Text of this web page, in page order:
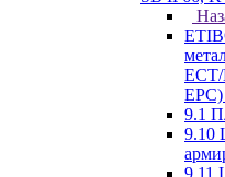
EPC)
9.1
9.10
9.11